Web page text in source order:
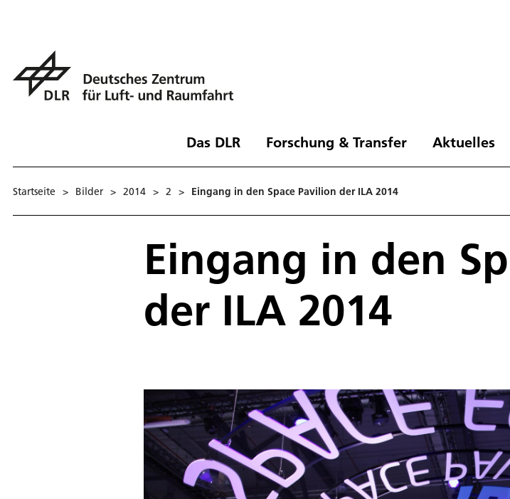
Das DLR Forschung & Transfer Aktuelles
Startseite > Bilder > 2014 > 2 > Eingang in den Space Pavilion der ILA 2014
Eingang in den
der ILA 2014